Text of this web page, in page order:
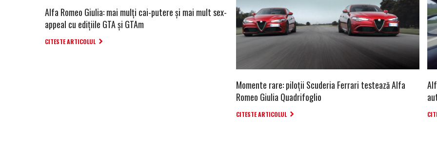
Alfa Romeo Giulia: mai mulți cai-putere și mai mult sex-
appeal cu edițiile GTA și GTAm
CITESTE ARTICOLUL
Momente rare: piloţii Scuderia Ferrari testează Alfa
Romeo Giulia Quadrifoglio
CITESTE ARTICOLUL